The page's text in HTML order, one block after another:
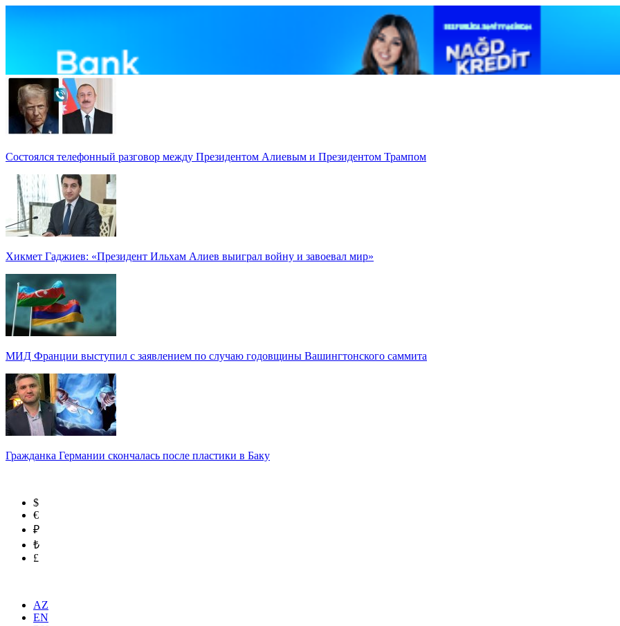
Состоялся телефонный разговор между Президентом Алиевым и Президентом Трампом
Хикмет Гаджиев: «Президент Ильхам Алиев выиграл войну и завоевал мир»
МИД Франции выступил с заявлением по случаю годовщины Вашингтонского саммита
Гражданка Германии скончалась после пластики в Баку
$
€
₽
₺
£
AZ
EN